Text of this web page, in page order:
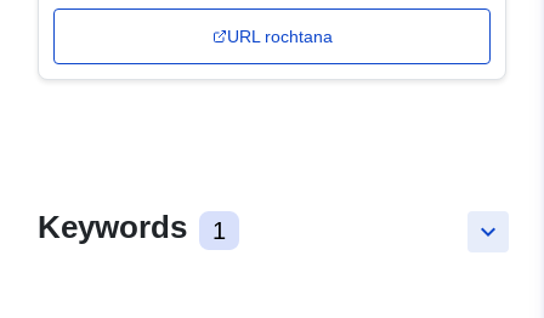
URL rochtana
keyboard_arrow_down
Keywords 1